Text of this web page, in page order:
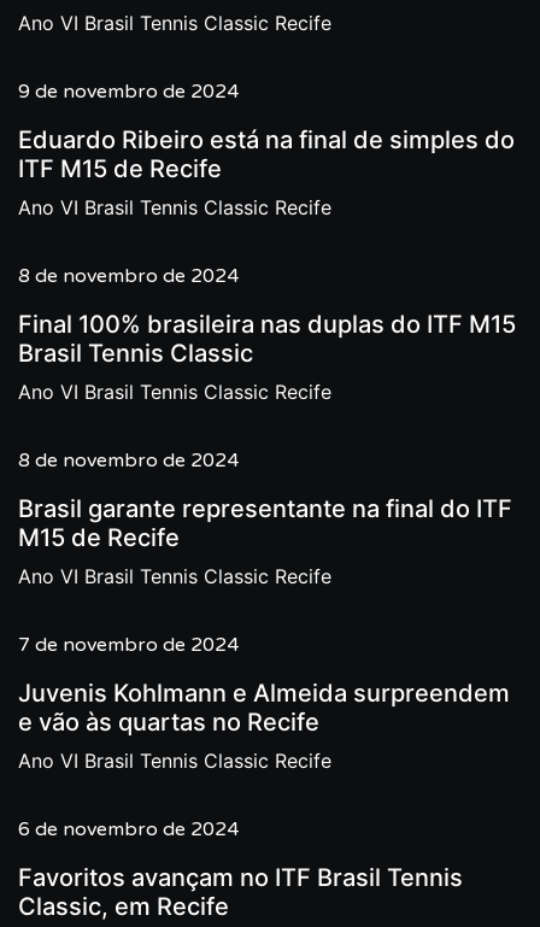
Ano VI Brasil Tennis Classic Recife
9 de novembro de 2024
Eduardo Ribeiro está na final de simples do
ITF M15 de Recife
Ano VI Brasil Tennis Classic Recife
8 de novembro de 2024
Final 100% brasileira nas duplas do ITF M15
Brasil Tennis Classic
Ano VI Brasil Tennis Classic Recife
8 de novembro de 2024
Brasil garante representante na final do ITF
M15 de Recife
Ano VI Brasil Tennis Classic Recife
7 de novembro de 2024
Juvenis Kohlmann e Almeida surpreendem
e vão às quartas no Recife
Ano VI Brasil Tennis Classic Recife
6 de novembro de 2024
Favoritos avançam no ITF Brasil Tennis
Classic, em Recife